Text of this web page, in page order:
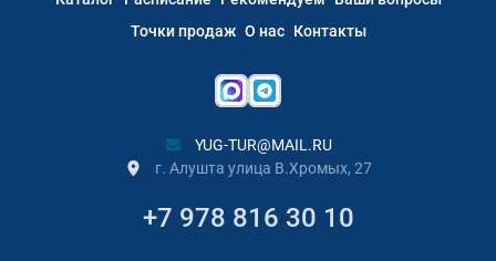
Точки продаж О нас Контакты
YUG-TUR@MAIL.RU
г. Алушта улица В.Хромых, 27
+7 978 816 30 10